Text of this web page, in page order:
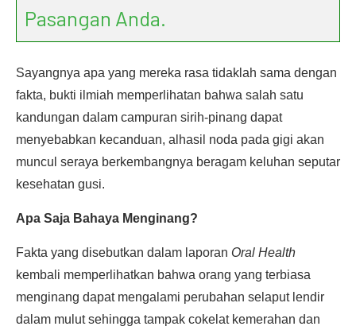
Pasangan Anda.
Sayangnya apa yang mereka rasa tidaklah sama dengan
fakta, bukti ilmiah memperlihatan bahwa salah satu
kandungan dalam campuran sirih-pinang dapat
menyebabkan kecanduan, alhasil noda pada gigi akan
muncul seraya berkembangnya beragam keluhan seputar
kesehatan gusi.
Apa Saja Bahaya Menginang?
Fakta yang disebutkan dalam laporan Oral Health
kembali memperlihatkan bahwa orang yang terbiasa
menginang dapat mengalami perubahan selaput lendir
dalam mulut sehingga tampak cokelat kemerahan dan